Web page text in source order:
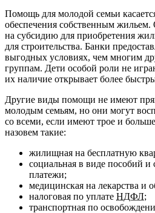
Помощь для молодой семьи
обеспечения собственным
на субсидию для приобретения
для строительства. Банки
выгодных условиях, чем многим
группам. Дети особой роли не
их наличие открывает более
Другие виды помощи не имеют
молодым семьям, но они могут
со всеми, если имеют трое и
назовем такие:
жилищная на бесплатную
социальная в виде пособий
платежи;
медицинская на лекарства и
налоговая по уплате НДФЛ;
транспортная по